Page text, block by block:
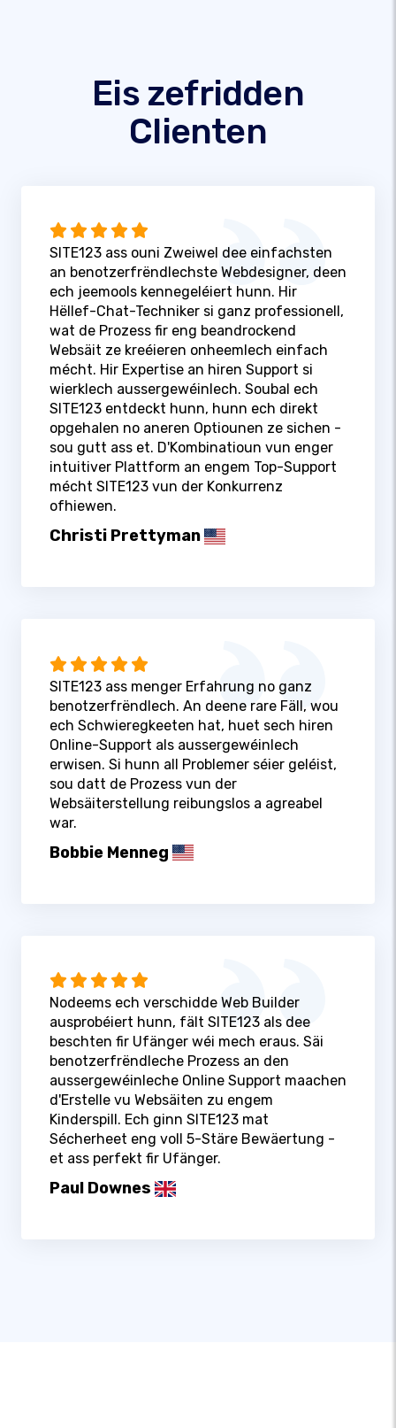
Eis zefridden
Clienten
SITE123 ass ouni Zweiwel dee einfachsten
an benotzerfrëndlechste Webdesigner, deen
ech jeemools kennegeléiert hunn. Hir
Hëllef-Chat-Techniker si ganz professionell,
wat de Prozess fir eng beandrockend
Websäit ze kreéieren onheemlech einfach
mécht. Hir Expertise an hiren Support si
wierklech aussergewéinlech. Soubal ech
SITE123 entdeckt hunn, hunn ech direkt
opgehalen no aneren Optiounen ze sichen -
sou gutt ass et. D'Kombinatioun vun enger
intuitiver Plattform an engem Top-Support
mécht SITE123 vun der Konkurrenz
ofhiewen.
Christi Prettyman
SITE123 ass menger Erfahrung no ganz
benotzerfrëndlech. An deene rare Fäll, wou
ech Schwieregkeeten hat, huet sech hiren
Online-Support als aussergewéinlech
erwisen. Si hunn all Problemer séier geléist,
sou datt de Prozess vun der
Websäiterstellung reibungslos a agreabel
war.
Bobbie Menneg
Nodeems ech verschidde Web Builder
ausprobéiert hunn, fält SITE123 als dee
beschten fir Ufänger wéi mech eraus. Säi
benotzerfrëndleche Prozess an den
aussergewéinleche Online Support maachen
d'Erstelle vu Websäiten zu engem
Kinderspill. Ech ginn SITE123 mat
Sécherheet eng voll 5-Stäre Bewäertung -
et ass perfekt fir Ufänger.
Paul Downes